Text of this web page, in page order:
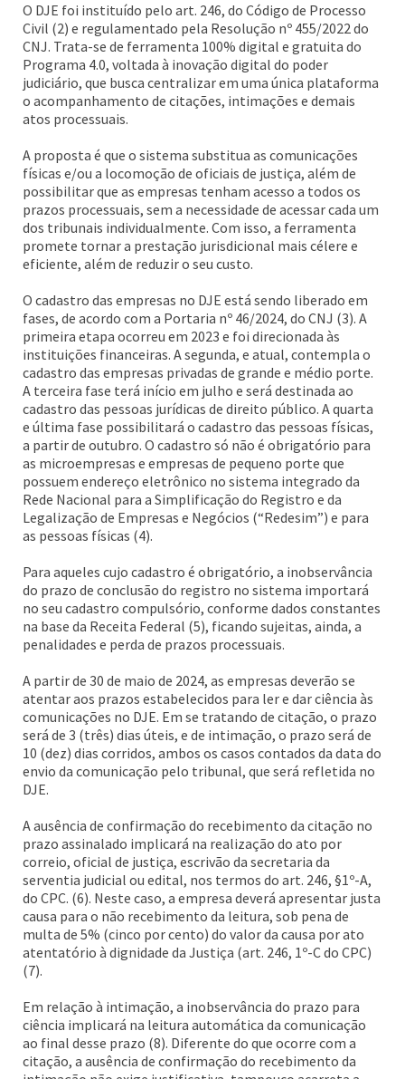
O DJE foi instituído pelo art. 246, do Código de Processo
Civil (2) e regulamentado pela Resolução nº 455/2022 do
CNJ. Trata-se de ferramenta 100% digital e gratuita do
Programa 4.0, voltada à inovação digital do poder
judiciário, que busca centralizar em uma única plataforma
o acompanhamento de citações, intimações e demais
atos processuais.
A proposta é que o sistema substitua as comunicações
físicas e/ou a locomoção de oficiais de justiça, além de
possibilitar que as empresas tenham acesso a todos os
prazos processuais, sem a necessidade de acessar cada um
dos tribunais individualmente. Com isso, a ferramenta
promete tornar a prestação jurisdicional mais célere e
eficiente, além de reduzir o seu custo.
O cadastro das empresas no DJE está sendo liberado em
fases, de acordo com a Portaria nº 46/2024, do CNJ (3). A
primeira etapa ocorreu em 2023 e foi direcionada às
instituições financeiras. A segunda, e atual, contempla o
cadastro das empresas privadas de grande e médio porte.
A terceira fase terá início em julho e será destinada ao
cadastro das pessoas jurídicas de direito público. A quarta
e última fase possibilitará o cadastro das pessoas físicas,
a partir de outubro. O cadastro só não é obrigatório para
as microempresas e empresas de pequeno porte que
possuem endereço eletrônico no sistema integrado da
Rede Nacional para a Simplificação do Registro e da
Legalização de Empresas e Negócios (“Redesim”) e para
as pessoas físicas (4).
Para aqueles cujo cadastro é obrigatório, a inobservância
do prazo de conclusão do registro no sistema importará
no seu cadastro compulsório, conforme dados constantes
na base da Receita Federal (5), ficando sujeitas, ainda, a
penalidades e perda de prazos processuais.
A partir de 30 de maio de 2024, as empresas deverão se
atentar aos prazos estabelecidos para ler e dar ciência às
comunicações no DJE. Em se tratando de citação, o prazo
será de 3 (três) dias úteis, e de intimação, o prazo será de
10 (dez) dias corridos, ambos os casos contados da data do
envio da comunicação pelo tribunal, que será refletida no
DJE.
A ausência de confirmação do recebimento da citação no
prazo assinalado implicará na realização do ato por
correio, oficial de justiça, escrivão da secretaria da
serventia judicial ou edital, nos termos do art. 246, §1º-A,
do CPC. (6). Neste caso, a empresa deverá apresentar justa
causa para o não recebimento da leitura, sob pena de
multa de 5% (cinco por cento) do valor da causa por ato
atentatório à dignidade da Justiça (art. 246, 1º-C do CPC)
(7).
Em relação à intimação, a inobservância do prazo para
ciência implicará na leitura automática da comunicação
ao final desse prazo (8). Diferente do que ocorre com a
citação, a ausência de confirmação do recebimento da